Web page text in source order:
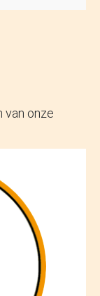
van onze